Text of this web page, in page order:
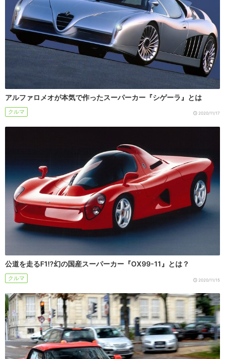
アルファロメオが本気で作ったスーパーカー『シゲーラ』とは
クルマ 2020/11/17
公道を走るF1!?幻の国産スーパーカー『OX99-11』とは？
クルマ 2020/11/15